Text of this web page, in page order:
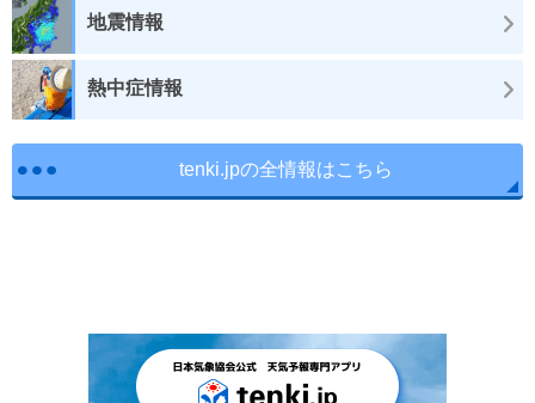
地震情報
熱中症情報
tenki.jpの全情報はこちら